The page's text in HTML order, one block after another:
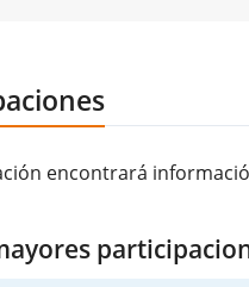
encontrará